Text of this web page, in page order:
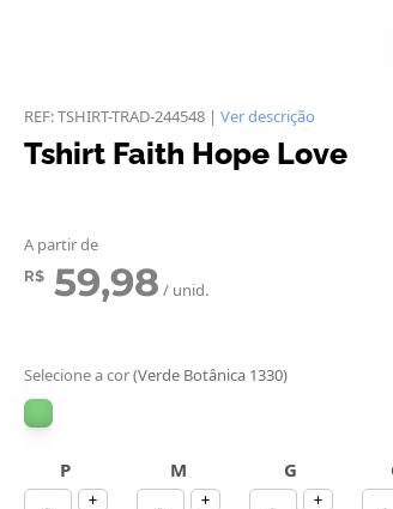
REF: TSHIRT-TRAD-244548 | Ver descrição
Tshirt Faith Hope Love
A partir de
R$ 59,98 / unid.
Selecione a cor(Verde Botânica 1330)
P M G